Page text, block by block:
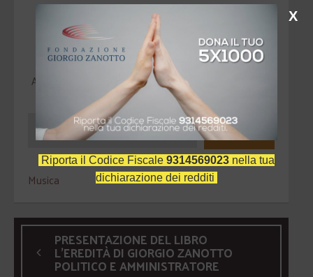
Scopri di più da Fondazione Giorgio
Zanotto
Abbonati per ricevere gli ultimi articoli inviati alla tua e-
Iscriviti
Musica
PRESENTAZIONE DEL LIBRO
L'EREDITÀ DI GIORGIO ZANOTTO
POLITICO E AMMINISTRATORE
Riporta il Codice Fiscale 9314569023 nella tua
dichiarazione dei redditi
X